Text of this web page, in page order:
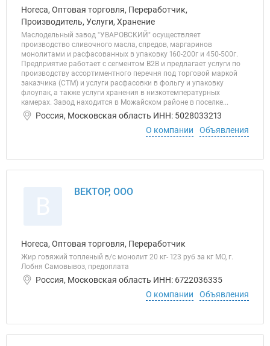
Horeca, Оптовая торговля, Переработчик,
Производитель, Услуги, Хранение
Маслодельный завод "УВАРОВСКИЙ" осуществляет
производство сливочного масла, спредов, маргаринов
монолитами и расфасованных в упаковку 160-200г и 450-500г.
Предприятие работает с сегментом В2В и предлагает услуги по
производству ассортиментного перечня под торговой маркой
заказчика (СТМ) и услуги расфасовки в фольгу и упаковку
флоупак, а также услуги хранения в низкотемпературных
камерах. Завод находится в Можайском районе в поселке...
Россия, Московская область ИНН: 5028033213
О компании
Объявления
ВЕКТОР, ООО
Horeca, Оптовая торговля, Переработчик
Жир говяжий топленый в/с монолит 20 кг- 123 руб за кг МО, г.
Лобня Самовывоз, предоплата
Россия, Московская область ИНН: 6722036335
О компании
Объявления